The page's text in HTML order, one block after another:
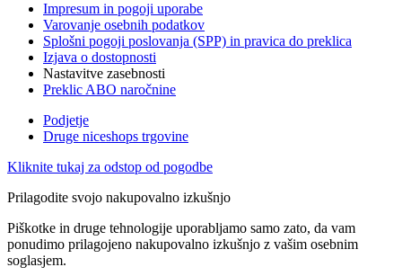
Impresum in pogoji uporabe
Varovanje osebnih podatkov
Splošni pogoji poslovanja (SPP) in pravica do preklica
Izjava o dostopnosti
Nastavitve zasebnosti
Preklic ABO naročnine
Podjetje
Druge niceshops trgovine
Kliknite tukaj za odstop od pogodbe
Prilagodite svojo nakupovalno izkušnjo
Piškotke in druge tehnologije uporabljamo samo zato, da vam
ponudimo prilagojeno nakupovalno izkušnjo z vašim osebnim
soglasjem.